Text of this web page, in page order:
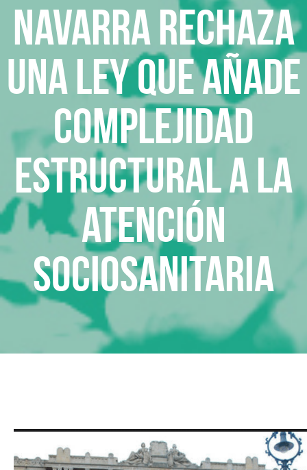
Navarra rechaza
una ley que añade
complejidad
estructural a la
atención
sociosanitaria